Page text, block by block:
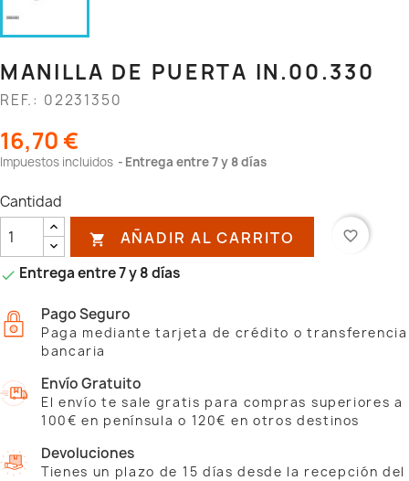
MANILLA DE PUERTA IN.00.330
REF.: 02231350
16,70 €
Impuestos incluidos Entrega entre 7 y 8 días
Cantidad
 AÑADIR AL CARRITO favorite_border
 Entrega entre 7 y 8 días
Pago Seguro
Paga mediante tarjeta de crédito o transferencia
bancaria
Envío Gratuito
El envío te sale gratis para compras superiores a
100€ en península o 120€ en otros destinos
Devoluciones
Tienes un plazo de 15 días desde la recepción del